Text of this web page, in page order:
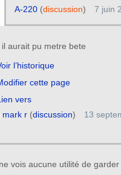
A-220(discussion) 7 juin
aurait pu metre bete
l’historique
cette page
vers
mark r(discussion)
13
vois aucune utilité de